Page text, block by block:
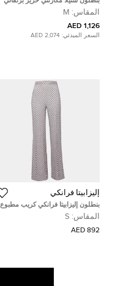
بطبعة زهرية متناثرة مقاس متوسط -
ميديم
المقاس: M
1,126 AED
السعر المبدئي: 2,074 AED
إليزابيتا فرانكي
بنطلون إليزابيتا فرانكي كريب مطبوع
بلون كريمي بخصر مرتفع صغير
المقاس: S
892 AED